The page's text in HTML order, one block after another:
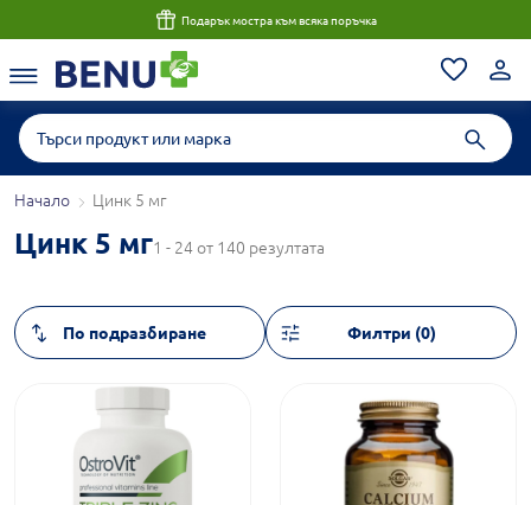
Подарък мостра към всяка поръчка
Начало Цинк 5 мг
Цинк 5 мг1 - 24 от 140 резултата
Филтри (0)